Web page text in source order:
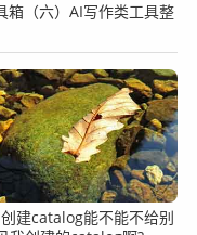
箱（六）AI写作类工具整
建catalog能不能不给别